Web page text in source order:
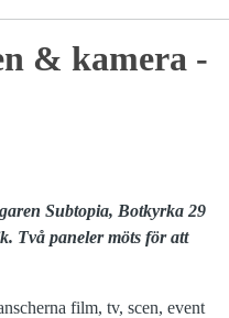
& kamera -
Subtopia, Botkyrka 29
Två paneler möts för att
film, tv, scen, event